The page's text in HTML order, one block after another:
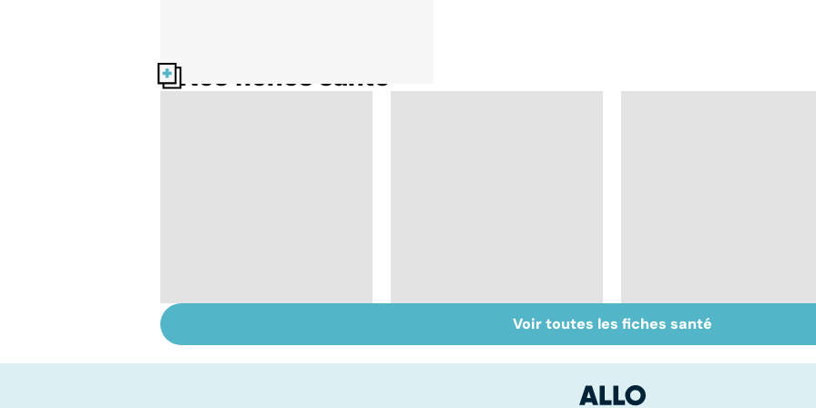
Nos fiches santé
domicile, c'est facile !
Don de gamètes : le
pour et le contre
Médecine de
proximité : quel
Voir toutes les fiches santé